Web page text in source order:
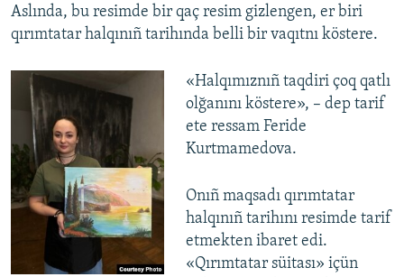
Aslında, bu resimde bir qaç resim gizlengen, er biri
qırımtatar halqınıñ tarihında belli bir vaqıtnı köstere.
«Halqımıznıñ taqdiri çoq qatlı
olğanını köstere», – dep tarif
ete ressam Feride
Kurtmamedova.
Onıñ maqsadı qırımtatar
halqınıñ tarihını resimde tarif
etmekten ibaret edi.
«Qırımtatar süitası» içün